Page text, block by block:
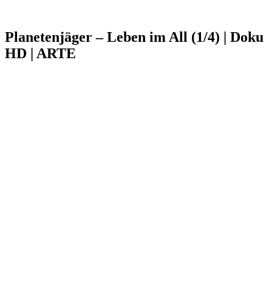
Planetenjäger – Leben im All (1/4) | Doku
HD | ARTE